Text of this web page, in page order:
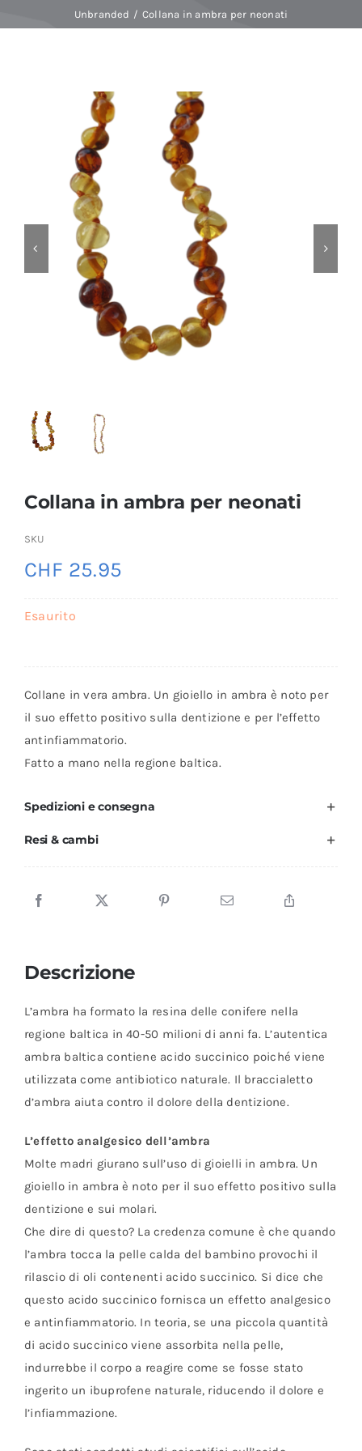
News
Unbranded
Collana in ambra per neonati
Collana in ambra per neonati
SKU
CHF 25.95
Esaurito
Collane in vera ambra. Un gioiello in ambra è noto per
il suo effetto positivo sulla dentizione e per l’effetto
antinfiammatorio.
Fatto a mano nella regione baltica.
Spedizioni e consegna
Resi & cambi
Descrizione
L’ambra ha formato la resina delle conifere nella
regione baltica in 40-50 milioni di anni fa. L’autentica
ambra baltica contiene acido succinico poiché viene
utilizzata come antibiotico naturale. Il braccialetto
d’ambra aiuta contro il dolore della dentizione.
L’effetto analgesico dell’ambra
Molte madri giurano sull’uso di gioielli in ambra. Un
gioiello in ambra è noto per il suo effetto positivo sulla
dentizione e sui molari.
Che dire di questo? La credenza comune è che quando
l’ambra tocca la pelle calda del bambino provochi il
rilascio di oli contenenti acido succinico. Si dice che
questo acido succinico fornisca un effetto analgesico
e antinfiammatorio. In teoria, se una piccola quantità
di acido succinico viene assorbita nella pelle,
indurrebbe il corpo a reagire come se fosse stato
ingerito un ibuprofene naturale, riducendo il dolore e
l’infiammazione.